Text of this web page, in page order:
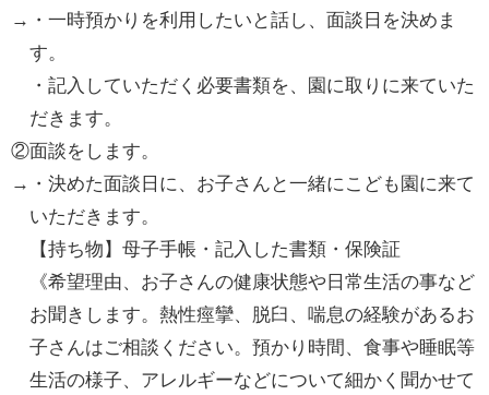
→・一時預かりを利用したいと話し、面談日を決めま
す。
・記入していただく必要書類を、園に取りに来ていた
だきます。
②面談をします。
→・決めた面談日に、お子さんと一緒にこども園に来て
いただきます。
【持ち物】母子手帳・記入した書類・保険証
《希望理由、お子さんの健康状態や日常生活の事など
お聞きします。熱性痙攣、脱臼、喘息の経験があるお
子さんはご相談ください。預かり時間、食事や睡眠等
生活の様子、アレルギーなどについて細かく聞かせて